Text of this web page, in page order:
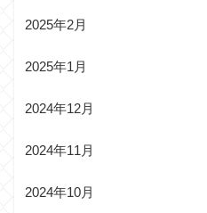
2025年2月
2025年1月
2024年12月
2024年11月
2024年10月